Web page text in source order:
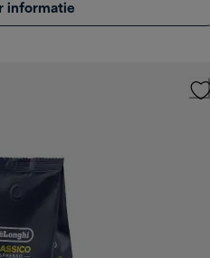
informatie